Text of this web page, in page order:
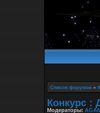
Список форумов »
Конкурс :
Модераторы: